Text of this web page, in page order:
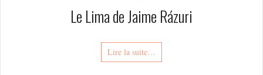
Le Lima de Jaime Rázuri
Lire la suite…